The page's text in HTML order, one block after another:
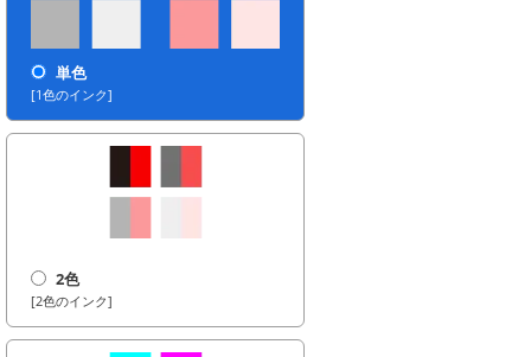
単色
[1色のインク]
2色
[2色のインク]